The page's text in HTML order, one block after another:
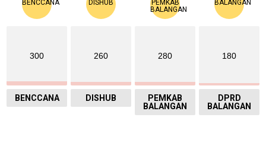
300
BENCCANA
260
DISHUB
280
PEMKAB
BALANGAN
180
DPRD
BALANGAN